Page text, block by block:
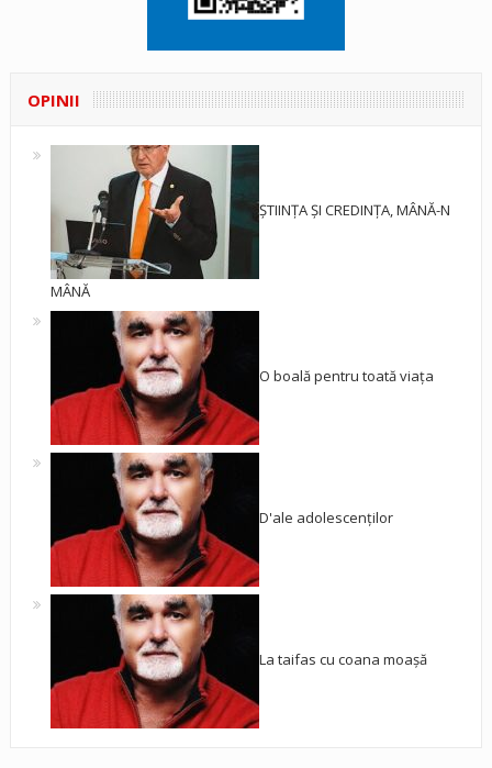
OPINII
ȘTIINȚA ȘI CREDINȚA, MÂNĂ-N
MÂNĂ
O boală pentru toată viața
D'ale adolescenților
La taifas cu coana moașă